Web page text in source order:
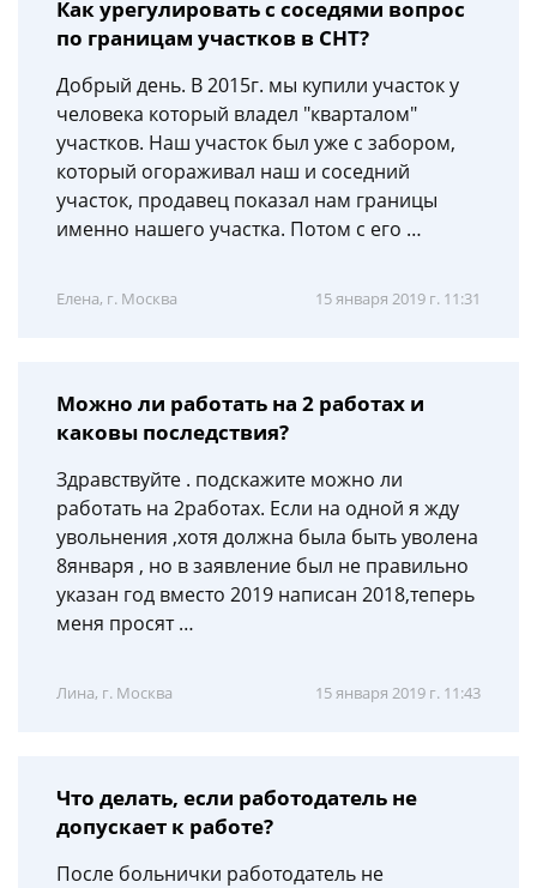
Как урегулировать с соседями вопрос
по границам участков в СНТ?
Добрый день. В 2015г. мы купили участок у
человека который владел "кварталом"
участков. Наш участок был уже с забором,
который огораживал наш и соседний
участок, продавец показал нам границы
именно нашего участка. Потом с его …
Елена, г. Москва 15 января 2019 г. 11:31
Можно ли работать на 2 работах и
каковы последствия?
Здравствуйте . подскажите можно ли
работать на 2работах. Если на одной я жду
увольнения ,хотя должна была быть уволена
8января , но в заявление был не правильно
указан год вместо 2019 написан 2018,теперь
меня просят …
Лина, г. Москва 15 января 2019 г. 11:43
Что делать, если работодатель не
допускает к работе?
После больнички работодатель не